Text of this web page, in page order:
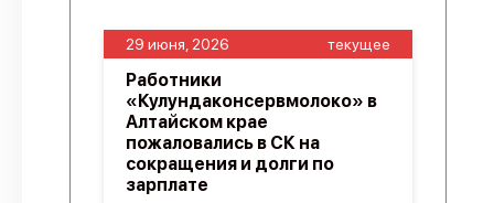
29 июня, 2026 текущее
Работники
«Кулундаконсервмолоко» в
Алтайском крае
пожаловались в СК на
сокращения и долги по
зарплате